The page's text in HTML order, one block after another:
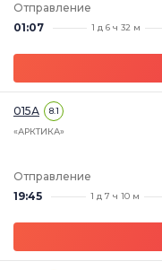
Отправление
01:07
1 д 6 ч 32 м
015А 8.1
«АРКТИКА»
Отправление
19:45
1 д 7 ч 10 м